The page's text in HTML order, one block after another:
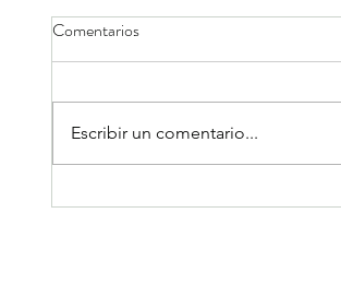
Como aprovechar el poder de la
Comentarios
Escribir un comentario...